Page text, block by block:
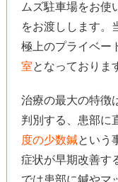
ムズ駐車場をお使
をお渡しします。
極上のプライベー
室となっておりま
治療の最大の特徴
判別する、患部に
度の少数鍼という
症状が早期改善す